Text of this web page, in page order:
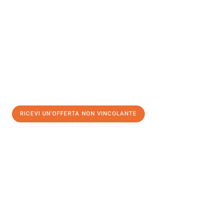
RICEVI UN'OFFERTA NON VINCOLANTE